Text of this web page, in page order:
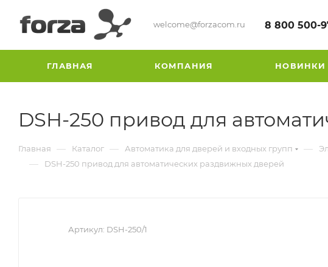
welcome@forzacom.ru 8 800 500-
ГЛАВНАЯ КОМПАНИЯ НОВИНКИ
DSH-250 привод для
Главная — Каталог — Автоматика для дверей и входных групп —
— DSH-250 привод для автоматических раздвижных дверей
Артикул: DSH-250/1